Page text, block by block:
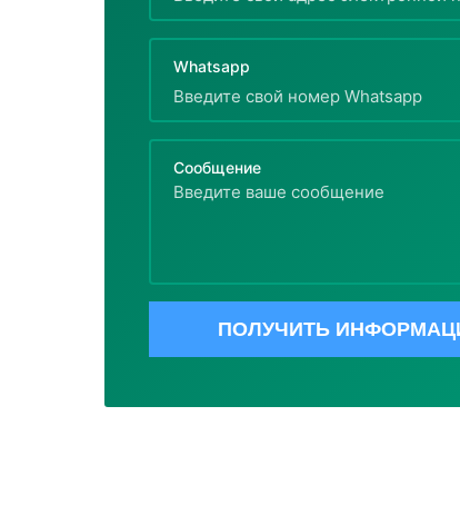
Whatsapp
Сообщение
ПОЛУЧИТЬ